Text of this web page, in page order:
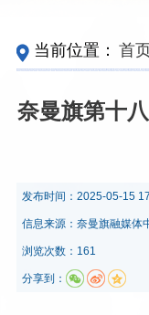
当前位置： 首
定主动公开内容
奈曼旗第十
发布时间： 2025-05-15
信息来源： 奈曼旗融媒体
浏览次数：161
分享到：